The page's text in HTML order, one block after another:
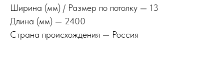
Ширина (мм) / Размер по потолку — 13
Длина (мм) — 2400
Страна происхождения — Россия